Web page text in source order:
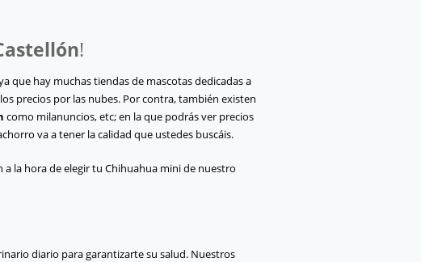
!
que hay muchas tiendas de mascotas dedicadas a
precios por las nubes. Por contra, también existen
como milanuncios, etc; en la que podrás ver precios
va a tener la calidad que ustedes buscáis.
la hora de elegir tu Chihuahua mini de nuestro
diario para garantizarte su salud. Nuestros